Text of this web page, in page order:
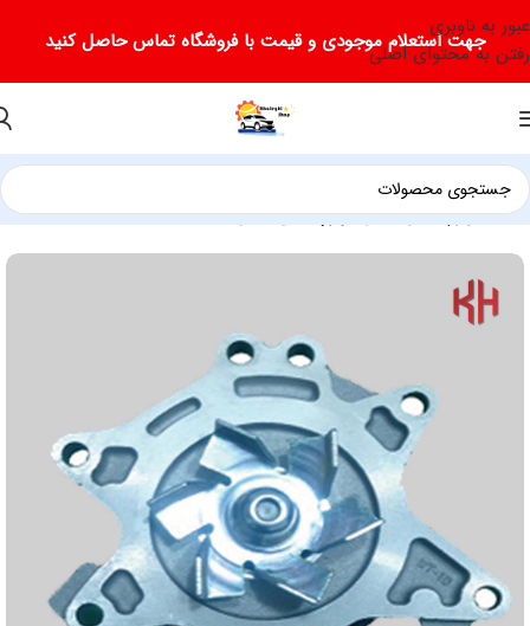
عبور به ناوبری
رفتن به محتوای اصلی
جهت استعلام موجودی و قیمت با فروشگاه تماس حاصل کنید
خانه لوازم یدکی لیفان لوازم یدکی لیفان X60